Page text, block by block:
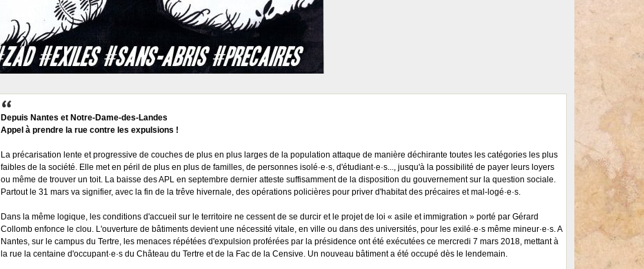
Depuis Nantes et Notre-Dame-des-Landes
Appel à prendre la rue contre les expulsions !
La précarisation lente et progressive de couches de plus en plus larges de la population attaque de manière déchirante toutes les catégories les plus
faibles de la société. Elle met en péril de plus en plus de familles, de personnes isolé·e·s, d'étudiant·e·s..., jusqu'à la possibilité de payer leurs loyers
ou même de trouver un toit. La baisse des APL en septembre dernier atteste suffisamment de la disposition du gouvernement sur la question sociale.
Partout le 31 mars va signifier, avec la fin de la trêve hivernale, des opérations policières pour priver d'habitat des précaires et mal-logé·e·s.
Dans la même logique, les conditions d'accueil sur le territoire ne cessent de se durcir et le projet de loi « asile et immigration » porté par Gérard
Collomb enfonce le clou. L'ouverture de bâtiments devient une nécessité vitale, en ville ou dans des universités, pour les exilé·e·s même mineur·e·s. A
Nantes, sur le campus du Tertre, les menaces répétées d'expulsion proférées par la présidence ont été exécutées ce mercredi 7 mars 2018, mettant à
la rue la centaine d'occupant·e·s du Château du Tertre et de la Fac de la Censive. Un nouveau bâtiment a été occupé dès le lendemain.